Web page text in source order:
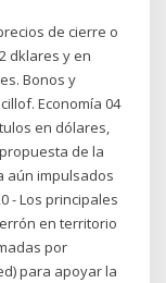
de cierre o
dklares y en
Bonos y
Economía 04
en dólares,
de la
aún impulsados
- Los principales
en territorio
por
para apoyar la